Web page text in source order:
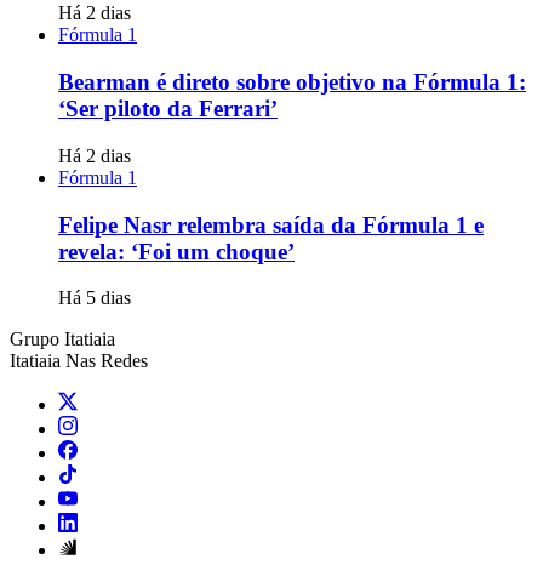
Há 2 dias
Fórmula 1
Bearman é direto sobre objetivo na Fórmula 1:
‘Ser piloto da Ferrari’
Há 2 dias
Fórmula 1
Felipe Nasr relembra saída da Fórmula 1 e
revela: ‘Foi um choque’
Há 5 dias
Grupo Itatiaia
Itatiaia Nas Redes